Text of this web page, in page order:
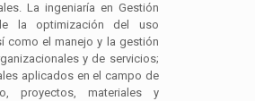
La ingeniaría en Gestión
la optimización del uso
como el manejo y la gestión
y de servicios;
aplicados en el campo de
proyectos, materiales y